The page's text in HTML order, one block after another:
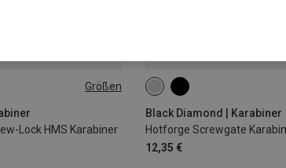
Größen
Lock HMS Karabiner
Black Diamond | Karabiner
Hotforge Screwgate
12,35 €